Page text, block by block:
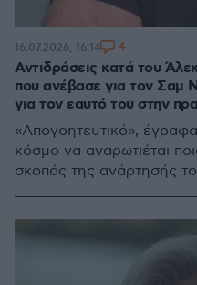
Αντιδράσεις κατά του
που ανέβασε για τον Σαμ
για τον εαυτό του στην
«Απογοητευτικό»,
κόσμο να αναρωτιέται
σκοπός της ανάρτησής
16.07.2026, 16:14 4